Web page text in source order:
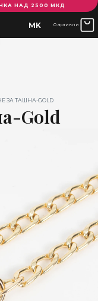
НАД 2500 МКД
MK 0 артикли
ЗА ТАШНА-GOLD
Gold